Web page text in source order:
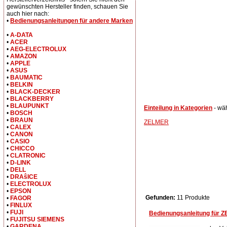
Einteilung in Kategorien -
ZELMER
Gefunden: 11 Produkte
Bedienungsanleitung für
gewünschten Hersteller finden, schauen Sie
auch hier nach:
• Bedienungsanleitungen für andere Marken
• A-DATA
• ACER
• AEG-ELECTROLUX
• AMAZON
• APPLE
• ASUS
• BAUMATIC
• BELKIN
• BLACK-DECKER
• BLACKBERRY
• BLAUPUNKT
• BOSCH
• BRAUN
• CALEX
• CANON
• CASIO
• CHICCO
• CLATRONIC
• D-LINK
• DELL
• DRAŝICE
• ELECTROLUX
• EPSON
• FAGOR
• FINLUX
• FUJI
• FUJITSU SIEMENS